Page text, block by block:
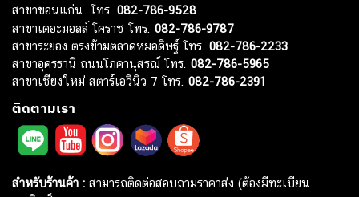
สาขาขอนแก่น โทร. 082-786-9528
สาขาเดอะมอลล์ โคราช โทร. 082-786-9787
สาขาระยอง ตรงข้ามตลาดหมอดิษฐ์ โทร. 082-786-2233
สาขาอุดรธานี ถนนโภคานุสรณ์ โทร. 082-786-5965
สาขาเชียงใหม่ สตาร์เอวีนิว 7 โทร. 082-786-2391
ติดตามเรา
สำหรับร้านค้า : สามารถติดต่อสอบถามราคาส่ง (ต้องมีทะเบียน